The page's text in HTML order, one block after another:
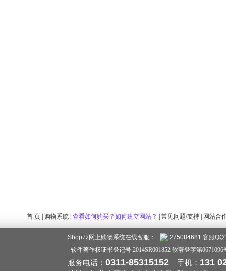
首 页 购物系统 查看如何购买？如何建立网站？ 常见问题/支持 网站合
Shop7z网上购物系统在线客服：
275084681 客服QQ
软件著作权证书登记号:2014SR001852 软著登字第0671096
服务电话： 0311-85315152 手机： 131